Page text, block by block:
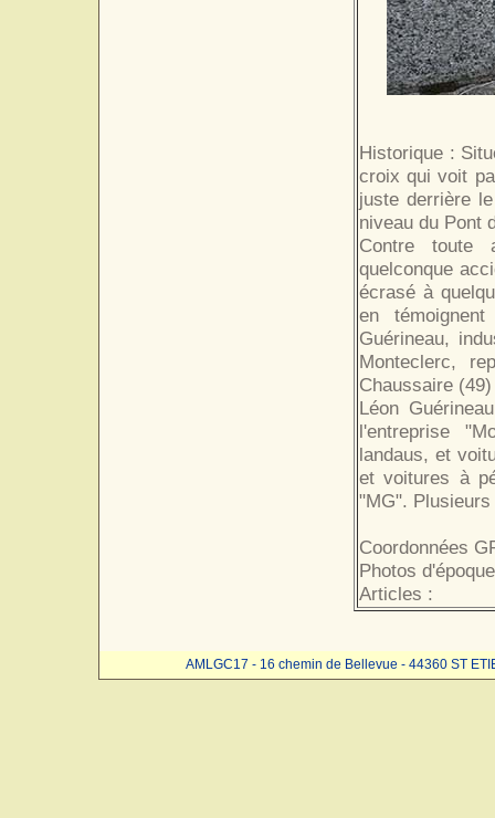
Historique :
croix qui voit
juste derrière
niveau du Pont
Contre toute
quelconque
écrasé à
en
Guérineau,
Monteclerc,
Chaussaire
Léon
l'entreprise
landaus, et
et voitures à
"MG".
Coordonnées
Photos
Articles :
AMLGC17 - 16 chemin de Bellevue - 44360 ST